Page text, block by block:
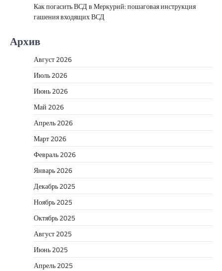
Как погасить ВСД в Меркурий: пошаговая инструкция
гашения входящих ВСД
Архив
Август 2026
Июль 2026
Июнь 2026
Май 2026
Апрель 2026
Март 2026
Февраль 2026
Январь 2026
Декабрь 2025
Ноябрь 2025
Октябрь 2025
Август 2025
Июнь 2025
Апрель 2025